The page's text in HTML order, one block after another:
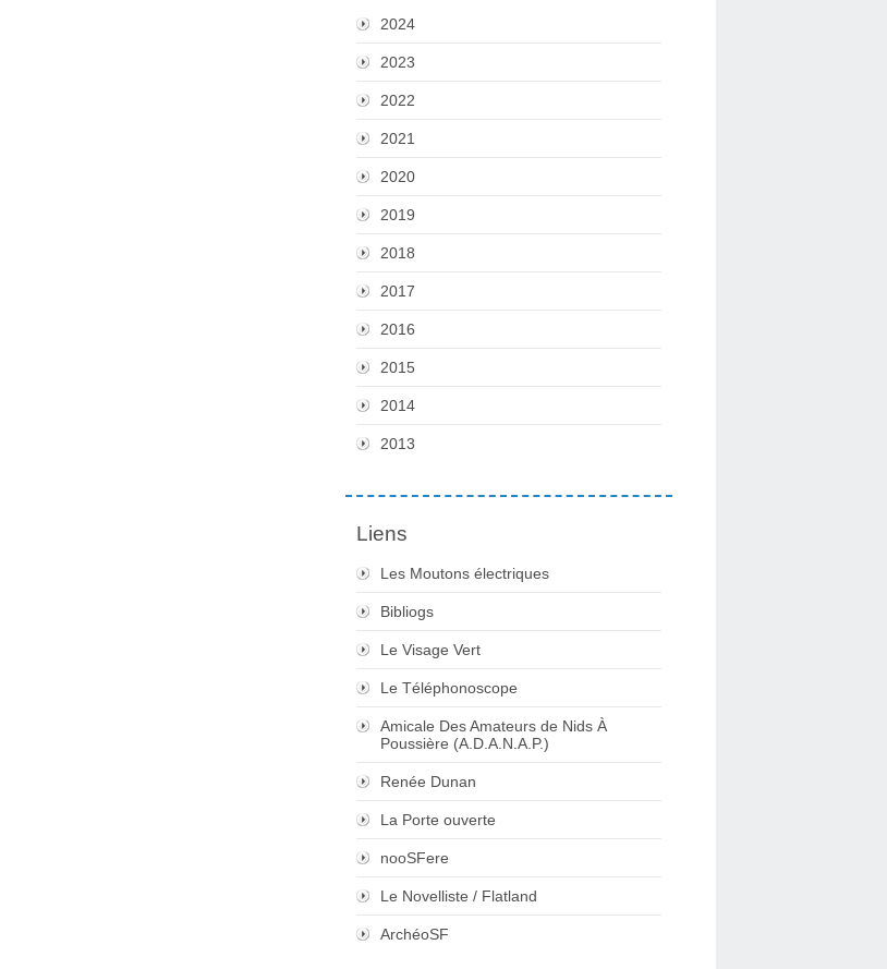
2024
2023
2022
2021
2020
2019
2018
2017
2016
2015
2014
2013
Liens
Les Moutons électriques
Bibliogs
Le Visage Vert
Le Téléphonoscope
Amicale Des Amateurs de Nids À
Poussière (A.D.A.N.A.P.)
Renée Dunan
La Porte ouverte
nooSFere
Le Novelliste / Flatland
ArchéoSF